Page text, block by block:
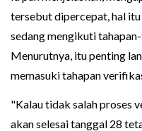
tersebut dipercepat, hal
sedang mengikuti
Menurutnya, itu penting
memasuki tahapan
"Kalau tidak salah proses
akan selesai tanggal 28